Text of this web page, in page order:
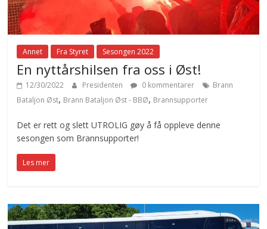
Annet Fra Styret Sesongen 2022
En nyttårshilsen fra oss i Øst!
12/30/2022 Presidenten 0 kommentarer
Brann
Bataljon Øst, Brann Bataljon Øst - BBØ, Brannsupporter
Det er rett og slett UTROLIG gøy å få oppleve denne
sesongen som Brannsupporter!
Les mer